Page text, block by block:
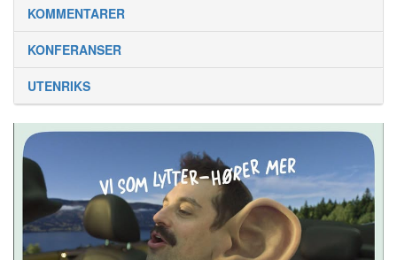
KOMMENTARER
KONFERANSER
UTENRIKS